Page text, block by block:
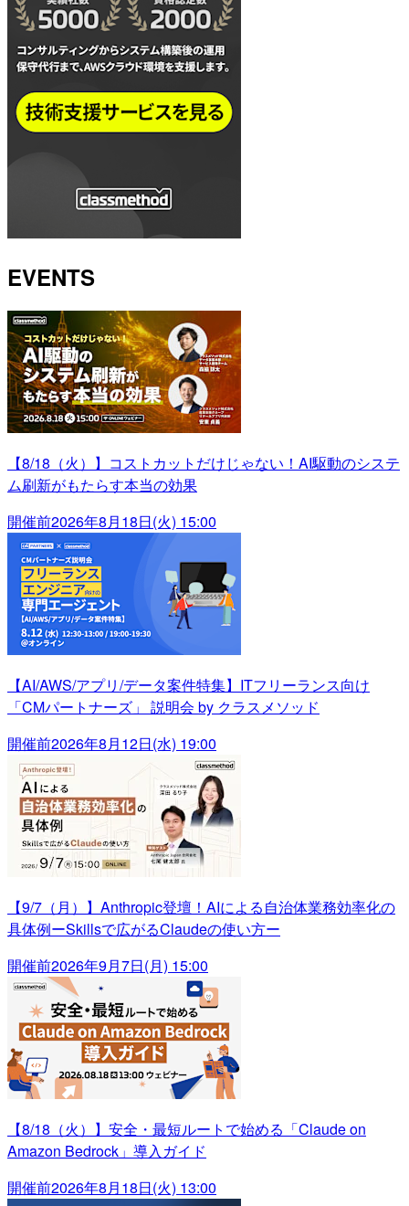
EVENTS
【8/18（火）】コストカットだけじゃない！AI駆動のシステ
ム刷新がもたらす本当の効果
開催前2026年8月18日(火) 15:00
【AI/AWS/アプリ/データ案件特集】ITフリーランス向け
「CMパートナーズ」 説明会 by クラスメソッド
開催前2026年8月12日(水) 19:00
【9/7（月）】Anthropic登壇！AIによる自治体業務効率化の
具体例ーSkillsで広がるClaudeの使い方ー
開催前2026年9月7日(月) 15:00
【8/18（火）】安全・最短ルートで始める「Claude on
Amazon Bedrock」導入ガイド
開催前2026年8月18日(火) 13:00